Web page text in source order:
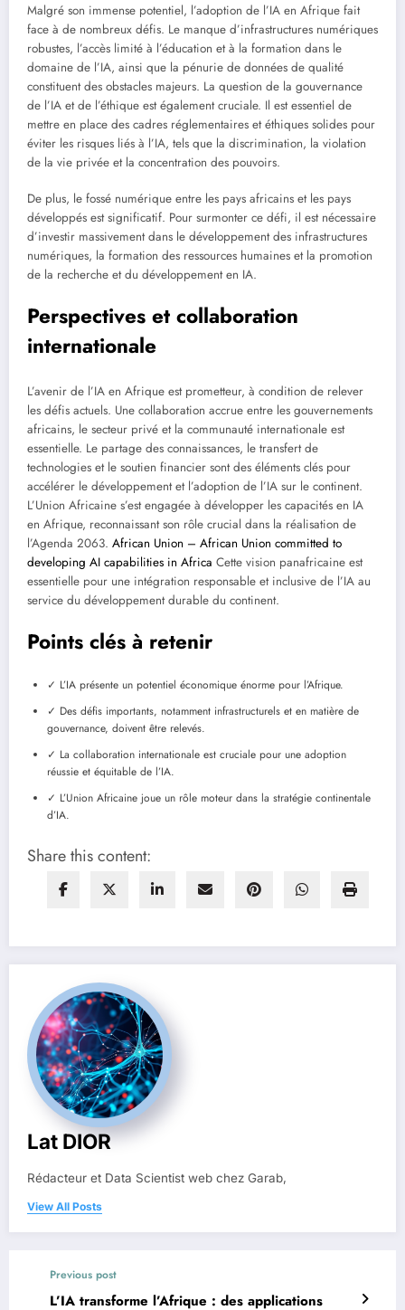
Malgré son immense potentiel, l’adoption de l’IA en Afrique fait
face à de nombreux défis. Le manque d’infrastructures numériques
robustes, l’accès limité à l’éducation et à la formation dans le
domaine de l’IA, ainsi que la pénurie de données de qualité
constituent des obstacles majeurs. La question de la gouvernance
de l’IA et de l’éthique est également cruciale. Il est essentiel de
mettre en place des cadres réglementaires et éthiques solides pour
éviter les risques liés à l’IA, tels que la discrimination, la violation
de la vie privée et la concentration des pouvoirs.
De plus, le fossé numérique entre les pays africains et les pays
développés est significatif. Pour surmonter ce défi, il est nécessaire
d’investir massivement dans le développement des infrastructures
numériques, la formation des ressources humaines et la promotion
de la recherche et du développement en IA.
Perspectives et collaboration
internationale
L’avenir de l’IA en Afrique est prometteur, à condition de relever
les défis actuels. Une collaboration accrue entre les gouvernements
africains, le secteur privé et la communauté internationale est
essentielle. Le partage des connaissances, le transfert de
technologies et le soutien financier sont des éléments clés pour
accélérer le développement et l’adoption de l’IA sur le continent.
L’Union Africaine s’est engagée à développer les capacités en IA
en Afrique, reconnaissant son rôle crucial dans la réalisation de
l’Agenda 2063. African Union – African Union committed to
developing AI capabilities in Africa Cette vision panafricaine est
essentielle pour une intégration responsable et inclusive de l’IA au
service du développement durable du continent.
Points clés à retenir
✓ L’IA présente un potentiel économique énorme pour l’Afrique.
✓ Des défis importants, notamment infrastructurels et en matière de
gouvernance, doivent être relevés.
✓ La collaboration internationale est cruciale pour une adoption
réussie et équitable de l’IA.
✓ L’Union Africaine joue un rôle moteur dans la stratégie continentale
d’IA.
Share this content:
Lat DIOR
Rédacteur et Data Scientist web chez Garab,
View All Posts
Previous post
L’IA transforme l’Afrique : des applications